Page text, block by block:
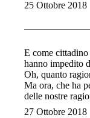
25 Ottobre 2018
E come
hanno impedito
Oh, quanto
Ma ora, che ha
delle nostre
27 Ottobre 2018